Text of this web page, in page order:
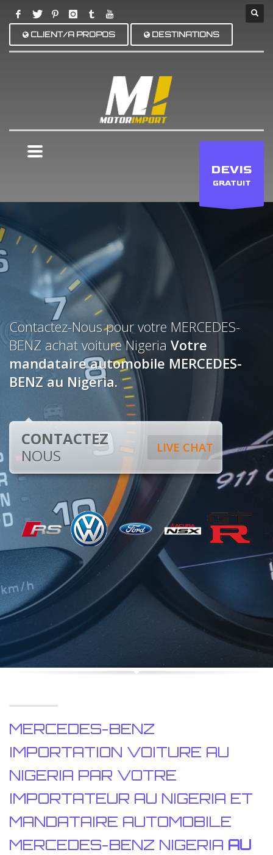
CLIENT/A PROPOS DESTINATIONS
DEVIS
GRATUIT
Contactez-Nous pour votre MERCEDES-
BENZ achat voiture Nigeria Votre
mandataire automobile MERCEDES-
BENZ au Nigeria.
LIVE CHAT
CONTACTEZ
NOUS
MERCEDES-BENZ
IMPORTATION VOITURE AU
NIGERIA PAR VOTRE
IMPORTATEUR AU NIGERIA ET
MANDATAIRE AUTOMOBILE
MERCEDES-BENZ NIGERIA AU